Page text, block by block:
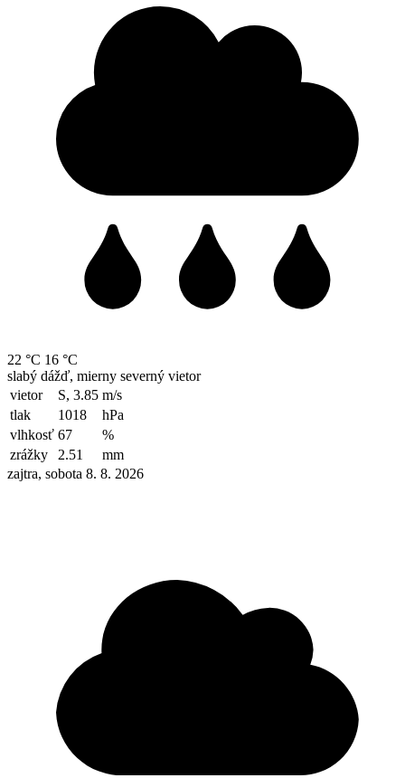
22 °C 16 °C
slabý dážď, mierny severný vietor
vietor
S, 3.85 m/s
tlak
1018
hPa
vlhkosť 67
%
zrážky
2.51
mm
zajtra, sobota 8. 8. 2026